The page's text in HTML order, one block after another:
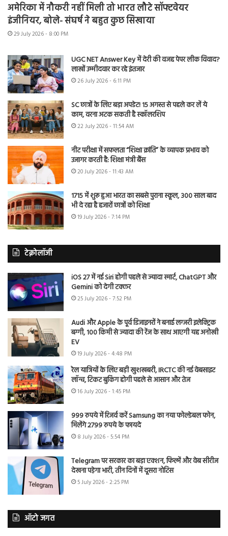
अमेरिका में नौकरी नहीं मिली तो भारत लौटे सॉफ्टवेयर
इंजीनियर, बोले- संघर्ष ने बहुत कुछ सिखाया
29 July 2026 - 8:00 PM
UGC NET Answer Key में देरी की वजह पेपर लीक विवाद?
लाखों उम्मीदवार कर रहे इंतजार
26 July 2026 - 6:11 PM
SC छात्रों के लिए बड़ा अपडेट! 15 अगस्त से पहले कर लें ये
काम, वरना अटक सकती है स्कॉलरशिप
22 July 2026 - 11:54 AM
नीट परीक्षा में सफलता “शिक्षा क्रांति” के व्यापक प्रभाव को
उजागर करती है: शिक्षा मंत्री बैंस
20 July 2026 - 11:43 AM
1715 में शुरू हुआ भारत का सबसे पुराना स्कूल, 300 साल बाद
भी दे रहा है हजारों छात्रों को शिक्षा
19 July 2026 - 7:14 PM
टेक्नोलॉजी
iOS 27 में नई Siri होगी पहले से ज्यादा स्मार्ट, ChatGPT और
Gemini को देगी टक्कर
25 July 2026 - 7:52 PM
Audi और Apple के पूर्व डिजाइनरों ने बनाई लग्जरी इलेक्ट्रिक
बग्गी, 100 किमी से ज्यादा की रेंज के साथ आएगी यह अनोखी
EV
19 July 2026 - 4:48 PM
रेल यात्रियों के लिए बड़ी खुशखबरी, IRCTC की नई वेबसाइट
लॉन्च, टिकट बुकिंग होगी पहले से आसान और तेज
16 July 2026 - 1:45 PM
999 रुपये में रिजर्व करें Samsung का नया फोल्डेबल फोन,
मिलेंगे 2799 रुपये के फायदे
8 July 2026 - 5:54 PM
Telegram पर सरकार का बड़ा एक्शन, फिल्में और वेब सीरीज
देखना पड़ेगा भारी, तीन दिनों में दूसरा नोटिस
5 July 2026 - 2:25 PM
ऑटो जगत